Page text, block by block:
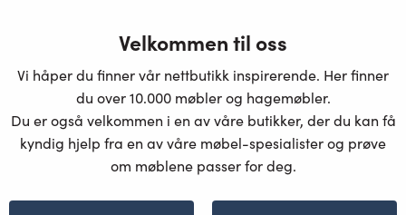
Velkommen til oss
Vi håper du finner vår nettbutikk inspirerende. Her finner
du over 10.000 møbler og hagemøbler.
Du er også velkommen i en av våre butikker, der du kan få
kyndig hjelp fra en av våre møbel-spesialister og prøve
om møblene passer for deg.